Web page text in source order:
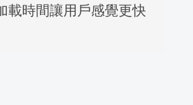
載時間讓用戶感覺更快